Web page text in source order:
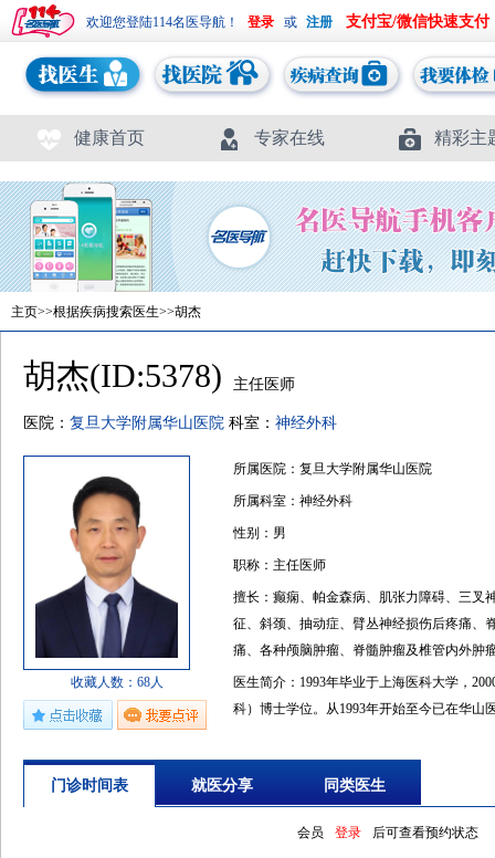
欢迎您登陆114名医导航！ 或 支付宝/微信快速支付
健康首页 专家在线 精彩主
主页>>根据疾病搜索医生>>胡杰
胡杰(ID:5378) 主任医师
医院： 复旦大学附属华山医院 科室： 神经外科
收藏人数：68人
所属医院：复旦大学附属华山医院
所属科室：神经外科
性别：男
职称：主任医师
擅长：癫痫、帕金森病、肌张力障碍、三叉
征、斜颈、抽动症、臂丛神经损伤后疼痛、
痛、各种颅脑肿瘤、脊髓肿瘤及椎管内外肿
医生简介：1993年毕业于上海医科大学，
科）博士学位。从1993年开始至今已在华山
生部、上海市等多项课题的研究工作。在国
作者发表论著50余篇，参编神经外科专著20
UniversityofSouthernCalifornia(USC)博士后
门诊时间表 就医分享 同类医生
会员 登录 后可查看预约状态